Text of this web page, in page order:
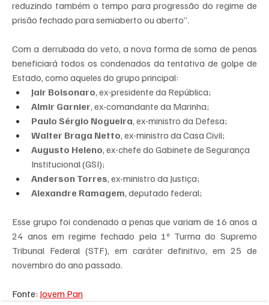
reduzindo também o tempo para progressão do regime de
prisão fechado para semiaberto ou aberto”.
Com a derrubada do veto, a nova forma de soma de penas
beneficiará todos os condenados da tentativa de golpe de
Estado, como aqueles do grupo principal:
Jair Bolsonaro, ex-presidente da República;
Almir Garnier, ex-comandante da Marinha;
Paulo Sérgio Nogueira, ex-ministro da Defesa;
Walter Braga Netto, ex-ministro da Casa Civil;
Augusto Heleno, ex-chefe do Gabinete de Segurança
Institucional (GSI);
Anderson Torres, ex-ministro da Justiça;
Alexandre Ramagem, deputado federal;
Esse grupo foi condenado a penas que variam de 16 anos a
24 anos em regime fechado pela 1ª Turma do Supremo
Tribunal Federal (STF), em caráter definitivo, em 25 de
novembro do ano passado.
Fonte: Jovem Pan